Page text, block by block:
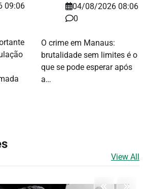
09:06
04/08/2026 08:06
0
O crime em Manaus:
brutalidade sem limites é o
que se pode esperar após
a…
View All